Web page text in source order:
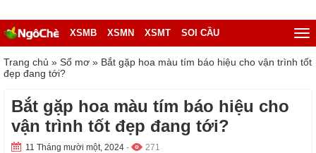
XSMB XSMN XSMT SOI CẦU
Trang chủ » Sổ mơ » Bắt gặp hoa màu tím báo hiệu cho vận trình tốt
đẹp đang tới?
Bắt gặp hoa màu tím báo hiệu cho
vận trình tốt đẹp đang tới?
11 Tháng mười một, 2024 - 271